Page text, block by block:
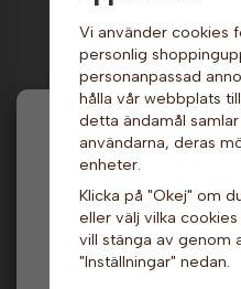
Hej och
Hos oss får alla handla
moms) eller företag
ska visas.
Privat
Crêpestillbehör -
skrapa i rostfritt stål
549 kr
Info & Köp
Vi använder cookies
personlig
personanpassad
hålla vår webbplats
detta ändamål
användarna, deras
enheter.
Klicka på "Okej" om
eller välj vilka
vill stänga av genom
"Inställningar" nedan.